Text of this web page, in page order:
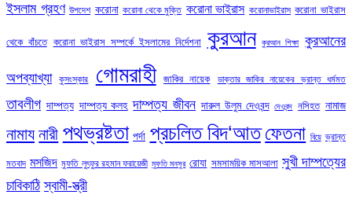
ইসলাম গ্রহণ উপদেশ করোনা করোনা থেকে মুক্তি করোনা ভাইরাস করোনাভাইরাস করোনা ভাইরাস
থেকে বাঁচতে করোনা ভাইরাস সম্পর্কে ইসলামের নির্দেশনা কুরআন কুরআন শিক্ষা কুরআনের
অপব্যাখ্যা কুসংস্কার গোমরাহী জাকির নায়েক ডাক্তার জাকির নায়েকের ভ্রান্ত ধর্মমত
তাবলীগ দাম্পত্য দাম্পত্য কলহ দাম্পত্য জীবন দারুল উলুম দেওবন্দ দেওবন্দ নসিহত নামাজ
নামায নারী পথভ্রষ্টতা পর্দা প্রচলিত বিদ‘আত ফেতনা বিয়ে ভ্রান্ত
মতবাদ মসজিদ মুফতি লুৎফুর রহমান ফরায়েজী মুফতি মনসুর রোযা সমসাময়িক মাসআলা সুখী দাম্পত্যের
চাবিকাঠি স্বামী-স্ত্রী